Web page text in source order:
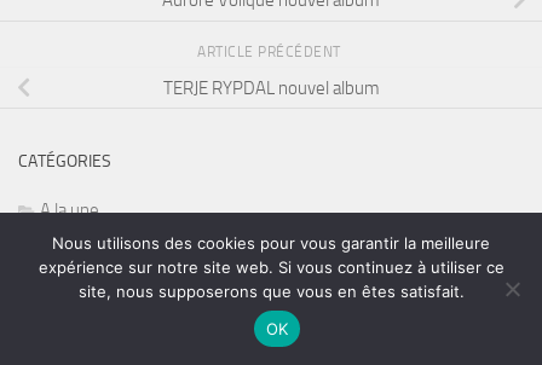
ARTICLE PRÉCÉDENT
TERJE RYPDAL nouvel album
CATÉGORIES
A la une
AC/DC
Nous utilisons des cookies pour vous garantir la meilleure
expérience sur notre site web. Si vous continuez à utiliser ce
site, nous supposerons que vous en êtes satisfait.
OK